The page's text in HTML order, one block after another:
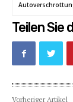
Teilen Sie
Vorheriger Artikel